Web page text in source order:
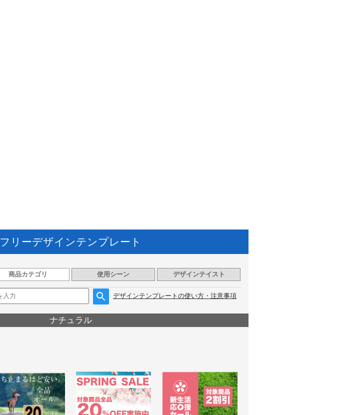
フリーデザインテンプレート
商品カテゴリ 使用シーン デザインテイスト
デザインテンプレートの使い方・注意事項
ナチュラル